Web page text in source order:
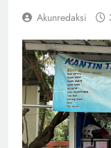
Akunredaksi